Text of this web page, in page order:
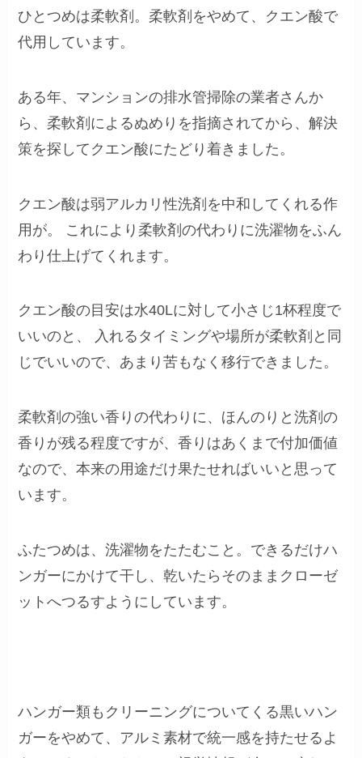
ひとつめは柔軟剤。柔軟剤をやめて、クエン酸で
代用しています。
ある年、マンションの排水管掃除の業者さんか
ら、柔軟剤によるぬめりを指摘されてから、解決
策を探してクエン酸にたどり着きました。
クエン酸は弱アルカリ性洗剤を中和してくれる作
用が。 これにより柔軟剤の代わりに洗濯物をふん
わり仕上げてくれます。
クエン酸の目安は水40Lに対して小さじ1杯程度で
いいのと、 入れるタイミングや場所が柔軟剤と同
じでいいので、あまり苦もなく移行できました。
柔軟剤の強い香りの代わりに、ほんのりと洗剤の
香りが残る程度ですが、香りはあくまで付加価値
なので、本来の用途だけ果たせればいいと思って
います。
ふたつめは、洗濯物をたたむこと。できるだけハ
ンガーにかけて干し、乾いたらそのままクローゼ
ットへつるすようにしています。
ハンガー類もクリーニングについてくる黒いハン
ガーをやめて、アルミ素材で統一感を持たせるよ